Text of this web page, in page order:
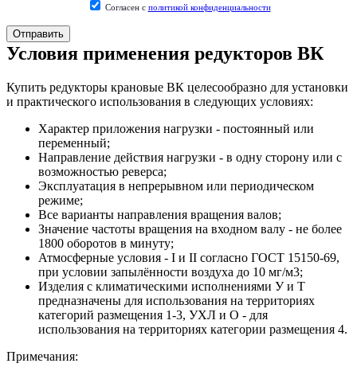
Согласен с политикой конфиденциальности
Условия применения редукторов ВК
Купить редукторы крановые ВК целесообразно для установки
и практического использования в следующих условиях:
Характер приложения нагрузки - постоянный или
переменный;
Направление действия нагрузки - в одну сторону или с
возможностью реверса;
Эксплуатация в непрерывном или периодическом
режиме;
Все варианты направления вращения валов;
Значение частоты вращения на входном валу - не более
1800 оборотов в минуту;
Атмосферные условия - I и II согласно ГОСТ 15150-69,
при условии запылённости воздуха до 10 мг/м3;
Изделия с климатическими исполнениями У и Т
предназначены для использования на территориях
категорий размещения 1-3, УХЛ и О - для
использования на территориях категории размещения 4.
Примечания: